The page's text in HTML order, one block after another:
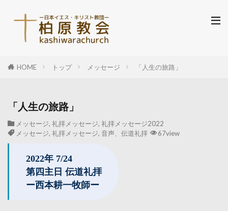
HOME トップ メッセージ 「人生の旅路」
「人生の旅路」
メッセージ, 礼拝メッセージ, 礼拝メッセージ2022
メッセージ, 礼拝メッセージ, 音声、伝道礼拝 67view
2022年 7/24
第四主日 伝道礼拝
ー西本耕一牧師ー